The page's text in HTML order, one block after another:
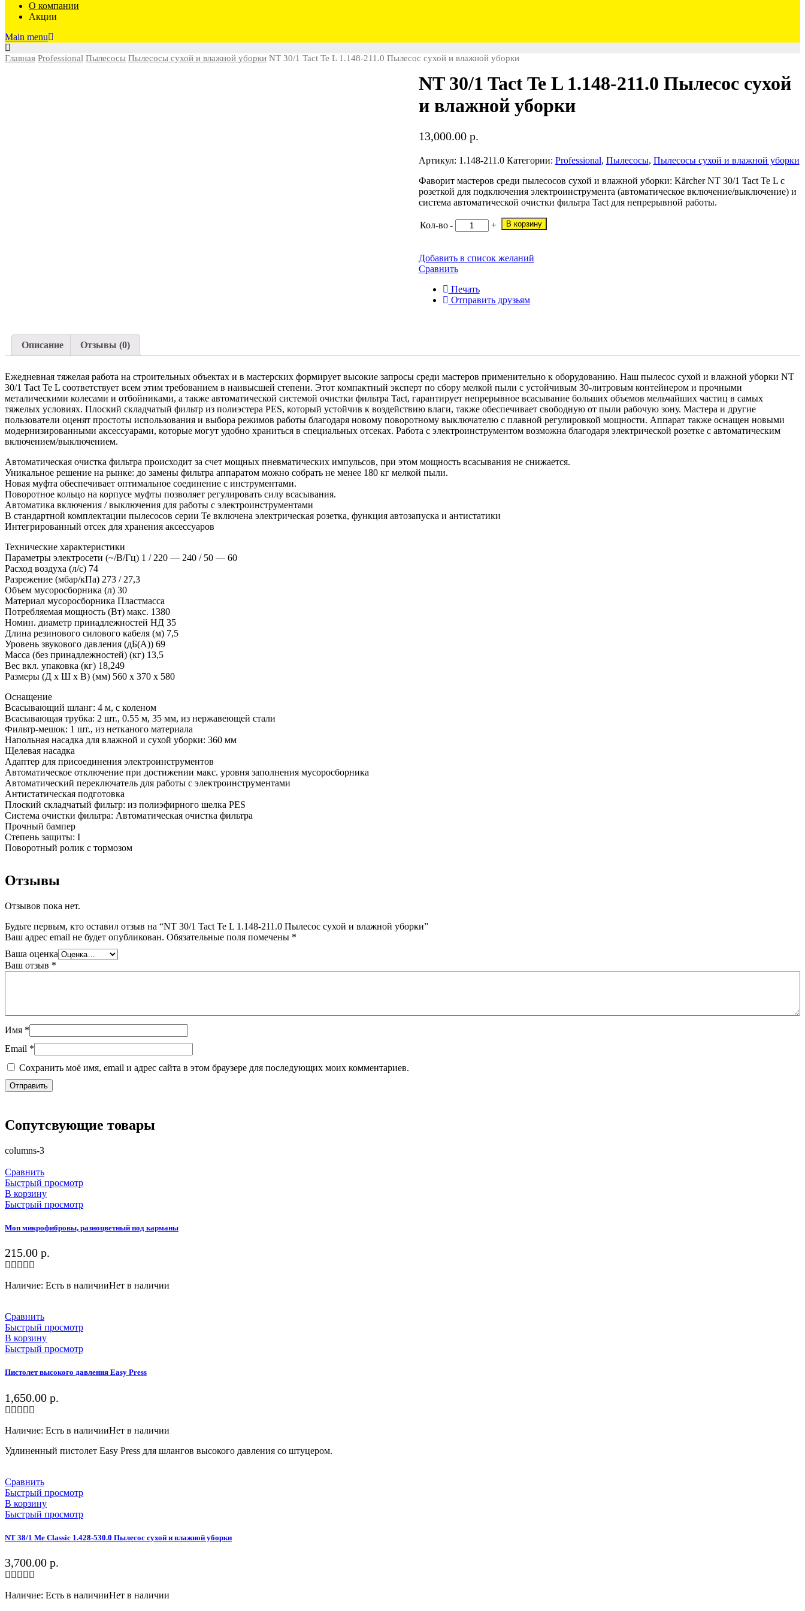
О компании
Акции
Main menu
Главная Professional Пылесосы Пылесосы сухой и влажной уборки NT 30/1 Tact Te L 1.148-211.0 Пылесос сухой и влажной уборки
NT 30/1 Tact Te L 1.148-211.0 Пылесос сухой
и влажной уборки
13,000.00 р.
Артикул: 1.148-211.0 Категории: Professional, Пылесосы, Пылесосы сухой и влажной уборки
Фаворит мастеров среди пылесосов сухой и влажной уборки: Kärcher NT 30/1 Tact Te L с
розеткой для подключения электроинструмента (автоматическое включение/выключение) и
система автоматической очистки фильтра Tact для непрерывной работы.
Кол-во - + В корзину
Добавить в список желаний
Сравнить
Печать
Отправить друзьям
Описание Отзывы (0)
Ежедневная тяжелая работа на строительных объектах и в мастерских формирует высокие запросы среди мастеров применительно к оборудованию. Наш пылесос сухой и влажной уборки NT
30/1 Tact Te L соответствует всем этим требованием в наивысшей степени. Этот компактный эксперт по сбору мелкой пыли с устойчивым 30-литровым контейнером и прочными
металическими колесами и отбойниками, а также автоматической системой очистки фильтра Tact, гарантирует непрерывное всасывание больших объемов мельчайших частиц в самых
тяжелых условиях. Плоский складчатый фильтр из полиэстера PES, который устойчив к воздействию влаги, также обеспечивает свободную от пыли рабочую зону. Мастера и другие
пользователи оценят простоты использования и выбора режимов работы благодаря новому поворотному выключателю с плавной регулировкой мощности. Аппарат также оснащен новыми
модернизированными аксессуарами, которые могут удобно храниться в специальных отсеках. Работа с электроинструментом возможна благодаря электрической розетке с автоматическим
включением/выключением.
Автоматическая очистка фильтра происходит за счет мощных пневматических импульсов, при этом мощность всасывания не снижается.
Уникальное решение на рынке: до замены фильтра аппаратом можно собрать не менее 180 кг мелкой пыли.
Новая муфта обеспечивает оптимальное соединение с инструментами.
Поворотное кольцо на корпусе муфты позволяет регулировать силу всасывания.
Автоматика включения / выключения для работы с электроинструментами
В стандартной комплектации пылесосов серии Te включена электрическая розетка, функция автозапуска и антистатики
Интегрированный отсек для хранения аксессуаров
Технические характеристики
Параметры электросети (~/В/Гц) 1 / 220 — 240 / 50 — 60
Расход воздуха (л/с) 74
Разрежение (мбар/кПа) 273 / 27,3
Объем мусоросборника (л) 30
Материал мусоросборника Пластмасса
Потребляемая мощность (Вт) макс. 1380
Номин. диаметр принадлежностей НД 35
Длина резинового силового кабеля (м) 7,5
Уровень звукового давления (дБ(А)) 69
Масса (без принадлежностей) (кг) 13,5
Вес вкл. упаковка (кг) 18,249
Размеры (Д х Ш х В) (мм) 560 x 370 x 580
Оснащение
Всасывающий шланг: 4 м, с коленом
Всасывающая трубка: 2 шт., 0.55 м, 35 мм, из нержавеющей стали
Фильтр-мешок: 1 шт., из нетканого материала
Напольная насадка для влажной и сухой уборки: 360 мм
Щелевая насадка
Адаптер для присоединения электроинструментов
Автоматическое отключение при достижении макс. уровня заполнения мусоросборника
Автоматический переключатель для работы с электроинструментами
Антистатическая подготовка
Плоский складчатый фильтр: из полиэфирного шелка PES
Система очистки фильтра: Автоматическая очистка фильтра
Прочный бампер
Степень защиты: I
Поворотный ролик с тормозом
Отзывы
Отзывов пока нет.
Будьте первым, кто оставил отзыв на “NT 30/1 Tact Te L 1.148-211.0 Пылесос сухой и влажной уборки”
Ваш адрес email не будет опубликован. Обязательные поля помечены *
Ваша оценка
Ваш отзыв *
Имя *
Email *
Сохранить моё имя, email и адрес сайта в этом браузере для последующих моих комментариев.
Сопутсвующие товары
columns-3
Сравнить
Быстрый просмотр
В корзину
Быстрый просмотр
Моп микрофибровы, разноцветный под карманы
215.00 р.
Наличие: Есть в наличииНет в наличии
Сравнить
Быстрый просмотр
В корзину
Быстрый просмотр
Пистолет высокого давления Easy Press
1,650.00 р.
Наличие: Есть в наличииНет в наличии
Удлиненный пистолет Easy Press для шлангов высокого давления со штуцером.
Сравнить
Быстрый просмотр
В корзину
Быстрый просмотр
NT 38/1 Me Classic 1.428-530.0 Пылесос сухой и влажной уборки
3,700.00 р.
Наличие: Есть в наличииНет в наличии